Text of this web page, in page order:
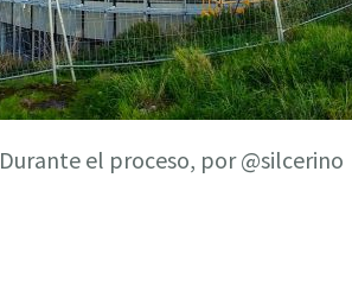
Durante el proceso, por @silcerino